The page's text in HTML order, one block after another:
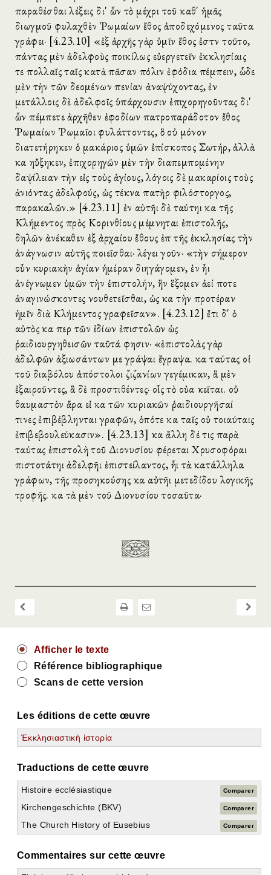
παραθέσθαι λέξεις δι' ὧν τὸ μέχρι τοῦ καθ' ἡμᾶς
διωγμοῦ φυλαχθὲν Ῥωμαίων ἔθος ἀποδεχόμενος ταῦτα
γράφει· [4.23.10] «ἐξ ἀρχῆς γὰρ ὑμῖν ἔθος ἐστὶν τοῦτο,
πάντας μὲν ἀδελφοὺς ποικίλως εὐεργετεῖν ἐκκλησίαις
τε πολλαῖς ταῖς κατὰ πᾶσαν πόλιν ἐφόδια πέμπειν, ὧδε
μὲν τὴν τῶν δεομένων πενίαν ἀναψύχοντας, ἐν
μετάλλοις δὲ ἀδελφοῖς ὑπάρχουσιν ἐπιχορηγοῦντας δι'
ὧν πέμπετε ἀρχῆθεν ἐφοδίων πατροπαράδοτον ἔθος
Ῥωμαίων Ῥωμαῖοι φυλάττοντες, ὃ οὐ μόνον
διατετήρηκεν ὁ μακάριος ὑμῶν ἐπίσκοπος Σωτήρ, ἀλλὰ
καὶ ηὔξηκεν, ἐπιχορηγῶν μὲν τὴν διαπεμπομένην
δαψίλειαν τὴν εἰς τοὺς ἁγίους, λόγοις δὲ μακαρίοις τοὺς
ἀνιόντας ἀδελφούς, ὡς τέκνα πατὴρ φιλόστοργος,
παρακαλῶν.» [4.23.11] ἐν αὐτῆι δὲ ταύτηι καὶ τῆς
Κλήμεντος πρὸς Κορινθίους μέμνηται ἐπιστολῆς,
δηλῶν ἀνέκαθεν ἐξ ἀρχαίου ἔθους ἐπὶ τῆς ἐκκλησίας τὴν
ἀνάγνωσιν αὐτῆς ποιεῖσθαι· λέγει γοῦν· «τὴν σήμερον
οὖν κυριακὴν ἁγίαν ἡμέραν διηγάγομεν, ἐν ἧι
ἀνέγνωμεν ὑμῶν τὴν ἐπιστολήν, ἣν ἕξομεν ἀεί ποτε
ἀναγινώσκοντες νουθετεῖσθαι, ὡς καὶ τὴν προτέραν
ἡμῖν διὰ Κλήμεντος γραφεῖσαν». [4.23.12] ἔτι δ' ὁ
αὐτὸς καὶ περὶ τῶν ἰδίων ἐπιστολῶν ὡς
ῥαιδιουργηθεισῶν ταῦτά φησιν· «ἐπιστολὰς γὰρ
ἀδελφῶν ἀξιωσάντων με γράψαι ἔγραψα. καὶ ταύτας οἱ
τοῦ διαβόλου ἀπόστολοι ζιζανίων γεγέμικαν, ἃ μὲν
ἐξαιροῦντες, ἃ δὲ προστιθέντες· οἷς τὸ οὐαὶ κεῖται. οὐ
θαυμαστὸν ἄρα εἰ καὶ τῶν κυριακῶν ῥαιδιουργῆσαί
τινες ἐπιβέβληνται γραφῶν, ὁπότε καὶ ταῖς οὐ τοιαύταις
ἐπιβεβουλεύκασιν». [4.23.13] καὶ ἄλλη δέ τις παρὰ
ταύτας ἐπιστολὴ τοῦ Διονυσίου φέρεται Χρυσοφόραι
πιστοτάτηι ἀδελφῆι ἐπιστείλαντος, ἧι τὰ κατάλληλα
γράφων, τῆς προσηκούσης καὶ αὐτῆι μετεδίδου λογικῆς
τροφῆς. καὶ τὰ μὲν τοῦ Διονυσίου τοσαῦτα·
Afficher le texte
Référence bibliographique
Scans de cette version
Les éditions de cette œuvre
Ἐκκλησιαστικὴ ἱστορία
Traductions de cette œuvre
Histoire ecclésiastique Comparer
Kirchengeschichte (BKV) Comparer
The Church History of Eusebius Comparer
Commentaires sur cette œuvre
Tout dérouler
Ἐκκλησιαστικὴ ἱστορία
Βιβλίον Αʹ Τάδε ἡ πρώτη περιέχει βίβλος τῆς Ἐκκλησιαστικῆς ἱστορίας
Βιβλίον Βʹ Τάδε καὶ ἡ βʹ περιέχει βίβλος τῆς Ἐκκλησιαστικῆς ἱστορίας
Βιβλίον Δʹ Τάδε καὶ ἡ τετάρτη περιέχει βίβλος τῆς Ἐκκλησιαστικῆς ἱστορίας